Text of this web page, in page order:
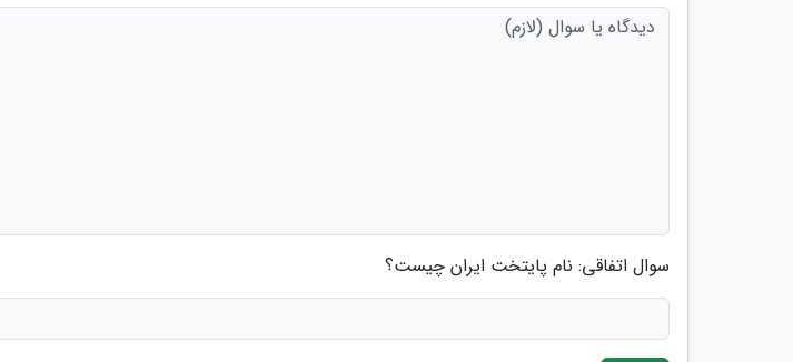
سوال اتفاقی: نام پایتخت ایران چیست؟